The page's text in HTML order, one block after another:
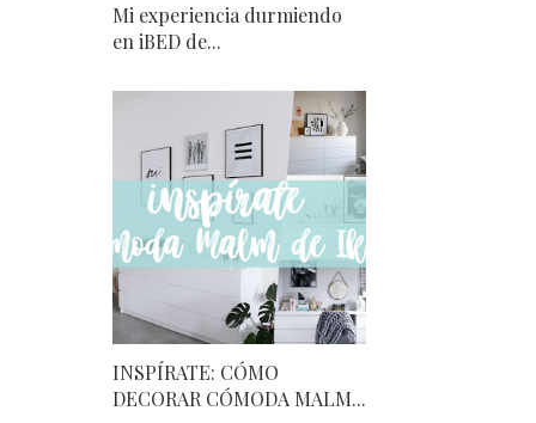
Mi experiencia durmiendo
en iBED de...
INSPÍRATE: CÓMO
DECORAR CÓMODA MALM...